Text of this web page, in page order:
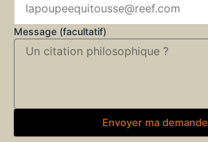
Message (facultatif)
Envoyer ma demande